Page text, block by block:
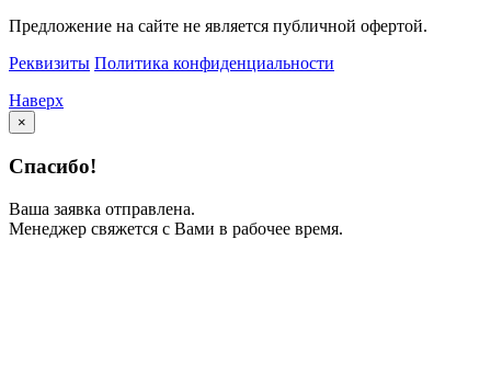
Предложение на сайте не является публичной офертой.
Реквизиты Политика конфиденциальности
Наверх
×
Спасибо!
Ваша заявка отправлена.
Менеджер свяжется с Вами в рабочее время.